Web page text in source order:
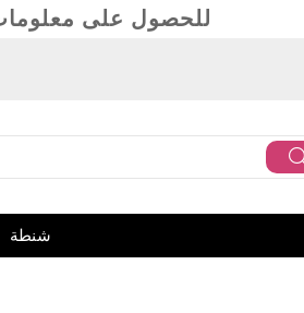
(للحصول على
شنطة